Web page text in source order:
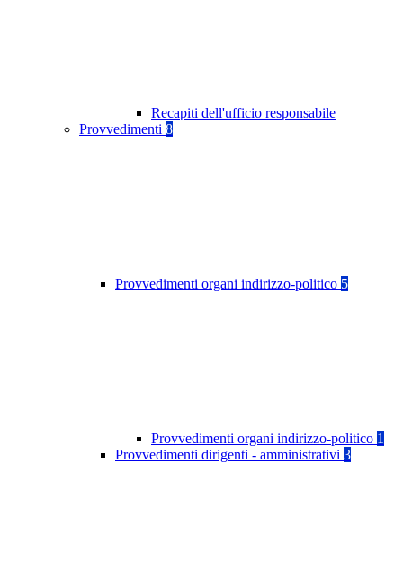
Recapiti dell'ufficio responsabile
Provvedimenti 8
Provvedimenti organi indirizzo-politico 5
Provvedimenti organi indirizzo-politico 1
Provvedimenti dirigenti - amministrativi 3